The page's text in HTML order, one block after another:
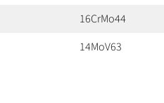
16CrMo44
14MoV63